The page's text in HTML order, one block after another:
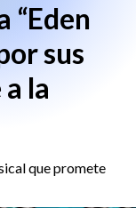
“Eden
sus
la
que promete